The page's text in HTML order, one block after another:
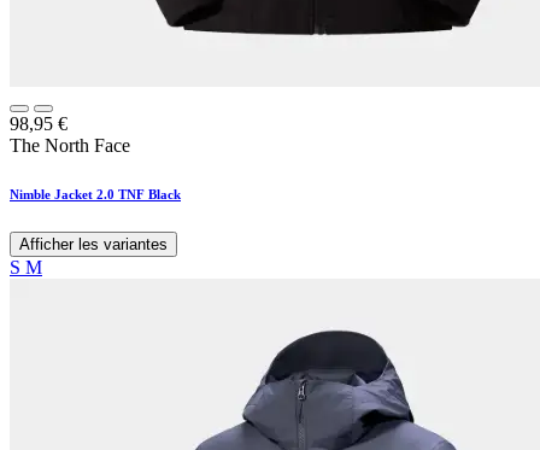
98,95 €
The North Face
Nimble Jacket 2.0 TNF Black
Afficher les variantes
S M